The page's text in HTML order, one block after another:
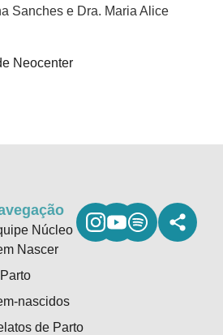
Sanches e Dra. Maria Alice
Neocenter
Núcleo
Nascer
nascidos
de Parto